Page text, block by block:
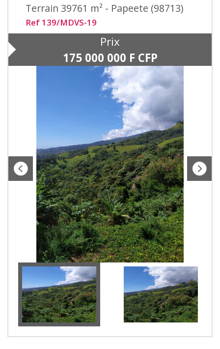
Terrain 39761 m² - Papeete (98713)
Ref 139/MDVS-19
Prix
175 000 000 F CFP